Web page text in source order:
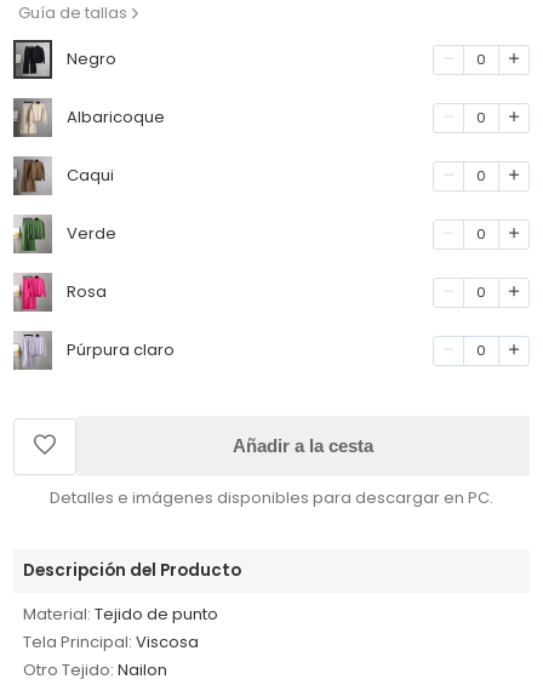
Guía de tallas
Negro
0
Albaricoque 0
Caqui 0
Verde 0
Rosa 0
Púrpura claro 0
Añadir a la cesta
Detalles e imágenes disponibles para descargar en PC.
Descripción del Producto
Material: Tejido de punto
Tela Principal: Viscosa
Otro Tejido: Nailon